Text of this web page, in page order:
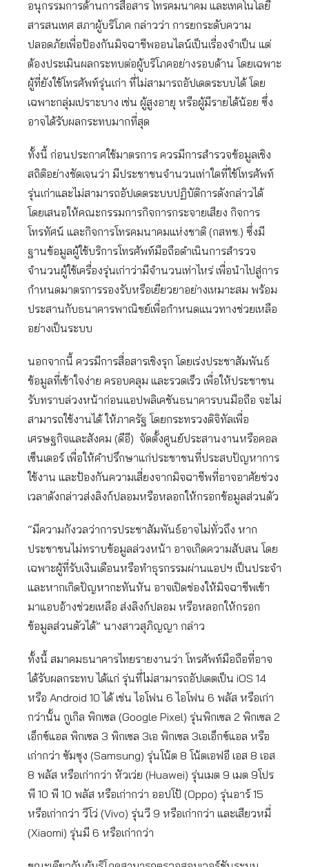
อนุกรรมการด้านการสื่อสาร โทรคมนาคม และเทคโนโลยี
สารสนเทศ สภาผู้บริโภค กล่าวว่า การยกระดับความ
ปลอดภัยเพื่อป้องกันมิจฉาชีพออนไลน์เป็นเรื่องจำเป็น แต่
ต้องประเมินผลกระทบต่อผู้บริโภคอย่างรอบด้าน โดยเฉพาะ
ผู้ที่ยังใช้โทรศัพท์รุ่นเก่า ที่ไม่สามารถอัปเดตระบบได้ โดย
เฉพาะกลุ่มเปราะบาง เช่น ผู้สูงอายุ หรือผู้มีรายได้น้อย ซึ่ง
อาจได้รับผลกระทบมากที่สุด
ทั้งนี้ ก่อนประกาศใช้มาตรการ ควรมีการสำรวจข้อมูลเชิง
สถิติอย่างชัดเจนว่า มีประชาชนจำนวนเท่าใดที่ใช้โทรศัพท์
รุ่นเก่าและไม่สามารถอัปเดตระบบปฏิบัติการดังกล่าวได้
โดยเสนอให้คณะกรรมการกิจการกระจายเสียง กิจการ
โทรทัศน์ และกิจการโทรคมนาคมแห่งชาติ (กสทช.) ซึ่งมี
ฐานข้อมูลผู้ใช้บริการโทรศัพท์มือถือดำเนินการสำรวจ
จำนวนผู้ใช้เครื่องรุ่นเก่าว่ามีจำนวนเท่าไหร่ เพื่อนำไปสู่การ
กำหนดมาตรการรองรับหรือเยียวยาอย่างเหมาะสม พร้อม
ประสานกับธนาคารพาณิชย์เพื่อกำหนดแนวทางช่วยเหลือ
อย่างเป็นระบบ
นอกจากนี้ ควรมีการสื่อสารเชิงรุก โดยเร่งประชาสัมพันธ์
ข้อมูลที่เข้าใจง่าย ครอบคลุม และรวดเร็ว เพื่อให้ประชาชน
รับทราบล่วงหน้าก่อนแอปพลิเคชันธนาคารบนมือถือ จะไม่
สามารถใช้งานได้ ให้ภาครัฐ โดยกระทรวงดิจิทัลเพื่อ
เศรษฐกิจและสังคม (ดีอี) จัดตั้งศูนย์ประสานงานหรือคอล
เซ็นเตอร์ เพื่อให้คำปรึกษาแก่ประชาชนที่ประสบปัญหาการ
ใช้งาน และป้องกันความเสี่ยงจากมิจฉาชีพที่อาจอาศัยช่วง
เวลาดังกล่าวส่งลิงก์ปลอมหรือหลอกให้กรอกข้อมูลส่วนตัว
“มีความกังวลว่าการประชาสัมพันธ์อาจไม่ทั่วถึง หาก
ประชาชนไม่ทราบข้อมูลล่วงหน้า อาจเกิดความสับสน โดย
เฉพาะผู้ที่รับเงินเดือนหรือทำธุรกรรมผ่านแอปฯ เป็นประจำ
และหากเกิดปัญหากะทันหัน อาจเปิดช่องให้มิจฉาชีพเข้า
มาแอบอ้างช่วยเหลือ ส่งลิงก์ปลอม หรือหลอกให้กรอก
ข้อมูลส่วนตัวได้” นางสาวสุภิญญา กล่าว
ทั้งนี้ สมาคมธนาคารไทยรายงานว่า โทรศัพท์มือถือที่อาจ
ได้รับผลกระทบ ได้แก่ รุ่นที่ไม่สามารถอัปเดตเป็น iOS 14
หรือ Android 10 ได้ เช่น ไอโฟน 6 ไอโฟน 6 พลัส หรือเก่า
กว่านั้น กูเกิล พิกเซล (Google Pixel) รุ่นพิกเซล 2 พิกเซล 2
เอ็กซ์แอล พิกเซล 3 พิกเซล 3เอ พิกเซล 3เอเอ็กซ์แอล หรือ
เก่ากว่า ซัมซุง (Samsung) รุ่นโน้ต 8 โน้ตเอฟอี เอส 8 เอส
8 พลัส หรือเก่ากว่า หัวเว่ย (Huawei) รุ่นเมต 9 เมต 9โปร
พี 10 พี 10 พลัส หรือเก่ากว่า ออปโป้ (Oppo) รุ่นอาร์ 15
หรือเก่ากว่า วีโว่ (Vivo) รุ่นวี 9 หรือเก่ากว่า และเสียวหมี่
(Xiaomi) รุ่นมี 6 หรือเก่ากว่า